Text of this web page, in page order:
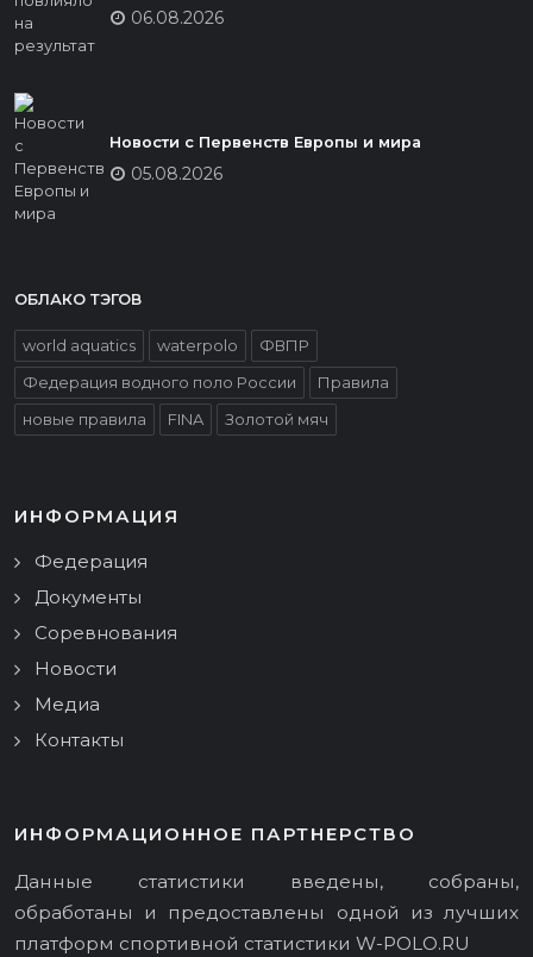
06.08.2026
Новости с Первенств Европы и мира
05.08.2026
ОБЛАКО ТЭГОВ
world aquatics waterpolo
ФВПР
Федерация водного поло России
Правила
новые правила
FINA Золотой мяч
ИНФОРМАЦИЯ
Федерация
Документы
Соревнования
Новости
Медиа
Контакты
ИНФОРМАЦИОННОЕ ПАРТНЕРСТВО
Данные статистики введены, собраны,
обработаны и предоставлены одной из лучших
платформ спортивной статистики W-POLO.RU